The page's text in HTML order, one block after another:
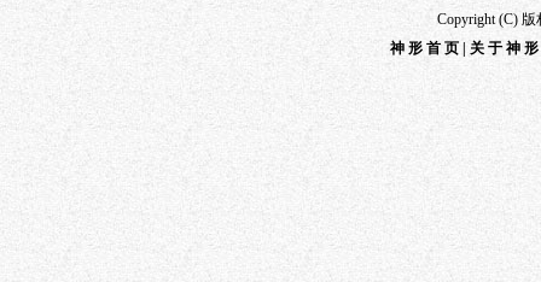
Copyright (C)
神形首页
关于神形